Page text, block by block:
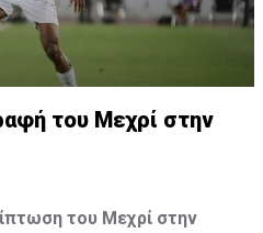
του Μεχρί στην
του Μεχρί στην